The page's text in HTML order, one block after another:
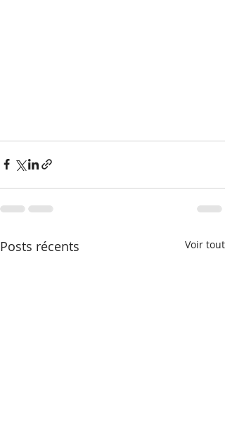
Posts récents Voir tout